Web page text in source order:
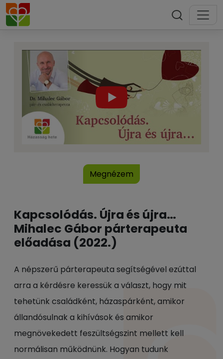
Megnézem
Kapcsolódás. Újra és újra…
Mihalec Gábor párterapeuta
előadása (2022.)
A népszerű párterapeuta segítségével ezúttal
arra a kérdésre keressük a választ, hogy mit
tehetünk családként, házaspárként, amikor
állandósulnak a kihívások és amikor
megnövekedett feszültségszint mellett kell
normálisan működnünk. Hogyan tudunk